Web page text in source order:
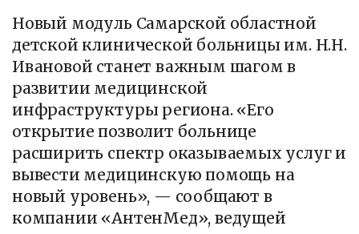
Новый модуль Самарской областной
детской клинической больницы им. Н.Н.
Ивановой станет важным шагом в
развитии медицинской
инфраструктуры региона. «Его
открытие позволит больнице
расширить спектр оказываемых услуг и
вывести медицинскую помощь на
новый уровень», — сообщают в
компании «АнтенМед», ведущей